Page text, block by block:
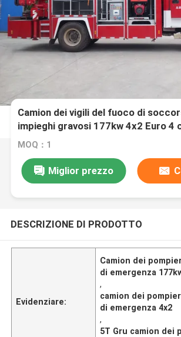
Camion dei vigili del fuoco di
impieghi gravosi 177kw 4x2 Euro 4
MOQ：1
Miglior prezzo
DESCRIZIONE DI PRODOTTO
Evidenziare:
Camion dei
di emergenza
,
camion dei
di emergenza 4x2
,
5T Gru camion dei